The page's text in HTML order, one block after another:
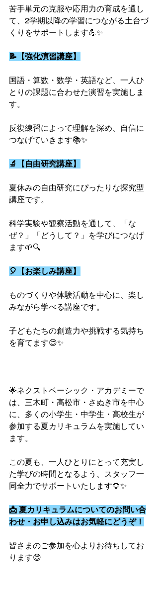
苦手単元の克服や応用力の育成を通し
て、2学期以降の学習につながる土台づ
くりをサポートします💪✨
📝【強化演習講座】
国語・算数・数学・英語など、一人ひ
とりの課題に合わせた演習を実施しま
す。
反復練習によって理解を深め、自信に
つなげていきます📚✨
🔬【自由研究講座】
夏休みの自由研究にぴったりな探究型
講座です。
科学実験や観察活動を通して、「な
ぜ？」「どうして？」を学びにつなげ
ます🌱🔍
🎈【お楽しみ講座】
ものづくりや体験活動を中心に、楽し
みながら学べる講座です。
子どもたちの創造力や挑戦する気持ち
を育てます😊✨
🌟ネクストベーシック・アカデミーで
は、三木町・高松市・さぬき市を中心
に、多くの小学生・中学生・高校生が
参加する夏カリキュラムを実施してい
ます。
この夏も、一人ひとりにとって充実し
た学びの時間となるよう、スタッフ一
同全力でサポートいたします🌻✨
📩 夏カリキュラムについてのお問い合
わせ・お申し込みはお気軽にどうぞ！
皆さまのご参加を心よりお待ちしてお
ります😊